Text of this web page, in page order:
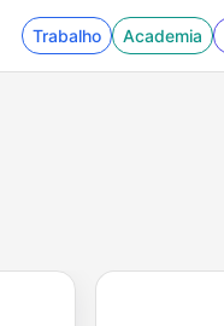
Trabalho Academia